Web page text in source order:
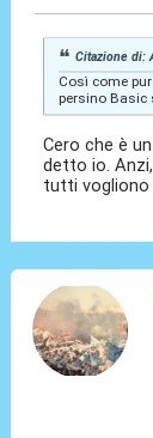
Citazione di:
Così come
persino Basic
Cero che è
detto io.
tutti vogliono